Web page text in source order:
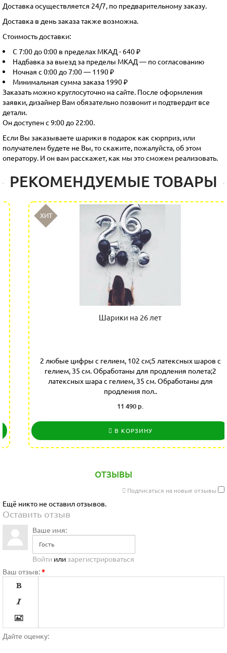
Доставка осуществляется 24/7, по предварительному заказу.
Доставка в день заказа также возможна.
Стоимость доставки:
С 7:00 до 0:00 в пределах МКАД - 640 ₽
Надбавка за выезд за пределы МКАД — по согласованию
Ночная с 0:00 до 7:00 — 1190 ₽
Минимальная сумма заказа 1990 ₽
Заказать можно круглосуточно на сайте. После оформления
заявки, дизайнер Вам обязательно позвонит и подтвердит все
детали.
Он доступен с 9:00 до 22:00.
Если Вы заказываете шарики в подарок как сюрприз, или
получателем будете не Вы, то скажите, пожалуйста, об этом
оператору. И он вам расскажет, как мы это сможем реализовать.
РЕКОМЕНДУЕМЫЕ ТОВАРЫ
ХИТ
Шарики на 26 лет
2 любые цифры с гелием, 102 см;5 латексных шаров с
гелием, 35 см. Обработаны для продления полета;2
латексных шара с гелием, 35 см. Обработаны для
продления пол..
11 490 р.
В КОРЗИНУ
ОТЗЫВЫ
Подписаться на новые отзывы
Ещё никто не оставил отзывов.
Оставить отзыв
Ваше имя:
Войти или зарегистрироваться
Ваш отзыв:*




Дайте оценку: